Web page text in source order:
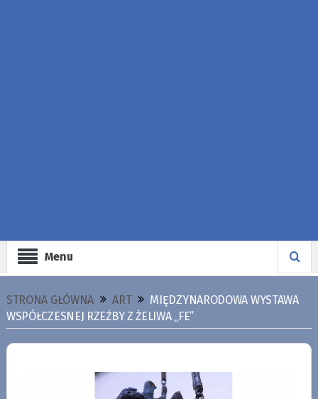
Menu
STRONA GŁÓWNA ART
MIĘDZYNARODOWA WYSTAWA
WSPÓŁCZESNEJ RZEŹBY Z ŻELIWA „FE”